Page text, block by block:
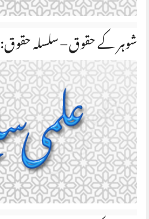
شوہر کے حقوق – سلسلہ حقوق: 10